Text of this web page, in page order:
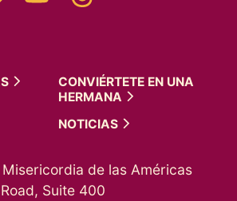
CONVIÉRTETE EN UNA
HERMANA
NOTICIAS
de las Américas
Suite 400